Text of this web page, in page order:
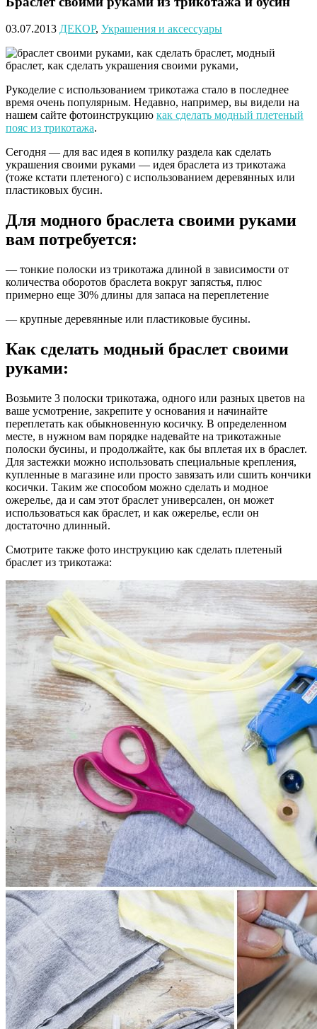
03.07.2013 ДЕКОР, Украшения и аксессуары
Рукоделие с использованием трикотажа стало в последнее
время очень популярным. Недавно, например, вы видели на
нашем сайте фотоинструкцию как сделать модный плетеный
пояс из трикотажа.
Сегодня — для вас идея в копилку раздела как сделать
украшения своими руками — идея браслета из трикотажа
(тоже кстати плетеного) с использованием деревянных или
пластиковых бусин.
Для модного браслета своими руками
вам потребуется:
— тонкие полоски из трикотажа длиной в зависимости от
количества оборотов браслета вокруг запястья, плюс
примерно еще 30% длины для запаса на переплетение
— крупные деревянные или пластиковые бусины.
Как сделать модный браслет своими
руками:
Возьмите 3 полоски трикотажа, одного или разных цветов на
ваше усмотрение, закрепите у основания и начинайте
переплетать как обыкновенную косичку. В определенном
месте, в нужном вам порядке надевайте на трикотажные
полоски бусины, и продолжайте, как бы вплетая их в браслет.
Для застежки можно использовать специальные крепления,
купленные в магазине или просто завязать или сшить кончики
косички. Таким же способом можно сделать и модное
ожерелье, да и сам этот браслет универсален, он может
использоваться как браслет, и как ожерелье, если он
достаточно длинный.
Смотрите также фото инструкцию как сделать плетеный
браслет из трикотажа: